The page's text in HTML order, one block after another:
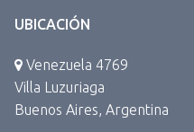
UBICACIÓN
Venezuela 4769
Villa Luzuriaga
Buenos Aires, Argentina